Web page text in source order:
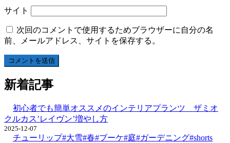
サイト
次回のコメントで使用するためブラウザーに自分の名
前、メールアドレス、サイトを保存する。
新着記事
初心者でも簡単オススメのインテリアプランツ ザミオ
クルカス’レイヴン’増やし方
2025-12-07
チューリップ#大雪#春#ブーケ#庭#ガーデニング#shorts